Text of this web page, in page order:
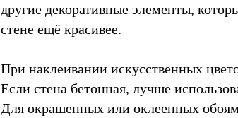
другие декоративные элементы,
стене ещё красивее.
При наклеивании искусственных
Если стена бетонная, лучше
Для окрашенных или оклеенных